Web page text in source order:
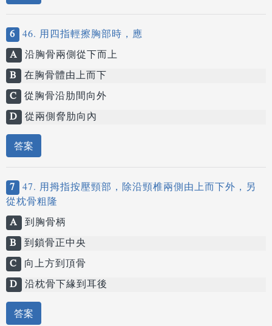
6 46. 用四指輕擦胸部時，應
A 沿胸骨兩側從下而上
B 在胸骨體由上而下
C 從胸骨沿肋間向外
D 從兩側脅肋向內
答案
7 47. 用拇指按壓頸部，除沿頸椎兩側由上而下外，另
從枕骨粗隆
A 到胸骨柄
B 到鎖骨正中央
C 向上方到頂骨
D 沿枕骨下緣到耳後
答案